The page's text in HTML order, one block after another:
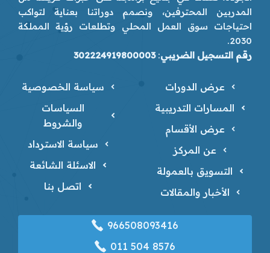
المدربين المحترفين، ونصمم دوراتنا بعناية لتواكب
احتياجات سوق العمل المحلي وتطلعات رؤية المملكة
2030.
رقم التسجيل الضريبي:
302224919800003
عرض الدورات
المسارات التدريبية
عرض الأقسام
عن المركز
التسويق بالعمولة
الأخبار والمقالات
سياسة الخصوصية
السياسات
والشروط
سياسة الاسترداد
الاسئلة الشائعة
اتصل بنا
966508093416
‎011 504 8576